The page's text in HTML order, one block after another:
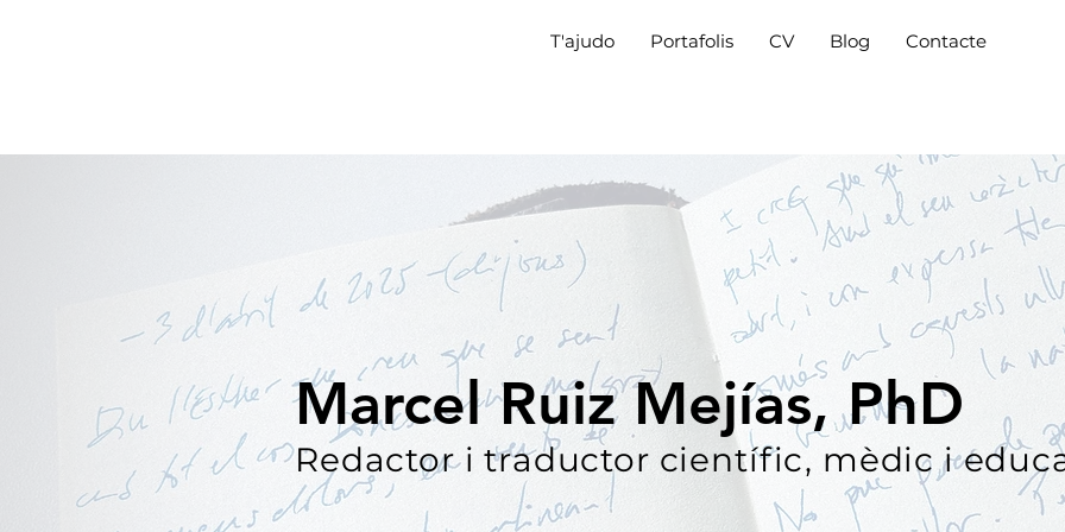
T'ajudo Portafolis CV Blog Contacte
Marcel Ruiz Mejías, PhD
Redactor i traductor científic, mèdic i